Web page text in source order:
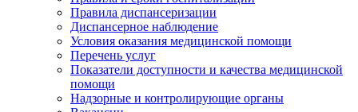
Правила диспансеризации
Диспансерное наблюдение
Условия оказания медицинской помощи
Перечень услуг
Показатели доступности и качества медицинской
помощи
Надзорные и контролирующие органы